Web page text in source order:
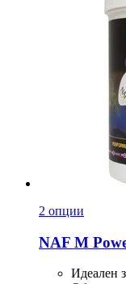
2 опции
NAF M
Идеален